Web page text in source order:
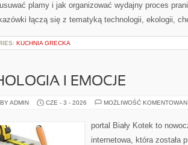
plamy i jak organizować wydajny proces
łączą się z tematyką technologii, ekologii,
KUCHNIA GRECKA
I EMOCJE
ADMIN CZE - 3 - 2026 MOŻLIWOŚĆ
portal Biały Kotek to
internetowa, która została